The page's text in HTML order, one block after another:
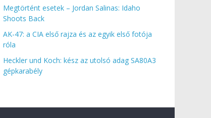
Megtörtént esetek – Jordan Salinas: Idaho
Shoots Back
AK-47: a CIA első rajza és az egyik első fotója
róla
Heckler und Koch: kész az utolsó adag SA80A3
gépkarabély